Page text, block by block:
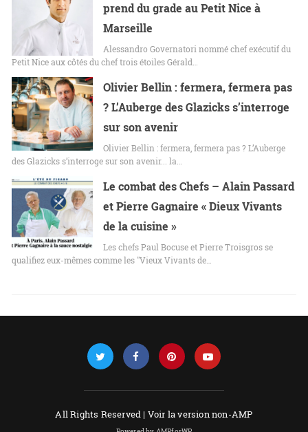
prend du grade au Petit Nice à
Marseille
Alessandro Governatori nommé chef exécutif du
Petit Nice aux côtés du chef trois étoiles Gérald…
Olivier Bellin : fermera, fermera pas
? L’Auberge des Glazicks s’interroge
sur son avenir
Olivier Bellin : fermera, fermera pas ? L’Auberge
des Glazicks s’interroge sur son avenir... la…
Le combat des Chefs – Alain Passard
et Pierre Gagnaire « Dieux Vivants
de la cuisine »
Les chefs Paul Bocuse et Pierre Troisgros se
qualifiez eux-mêmes comme les "Vieux Vivants de…
All Rights Reserved | Voir la version non-AMP